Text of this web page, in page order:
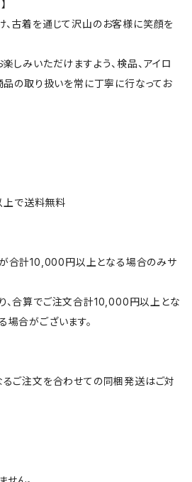
、古着を通じて沢山のお客様に笑顔を
しみいただけますよう、検品、アイロ
品の取り扱いを常に丁寧に行なってお
で送料無料
合計10,000円以上となる場合のみサ
、合算でご注文合計10,000円以上とな
合がございます。
るご注文を合わせての同梱発送はご対